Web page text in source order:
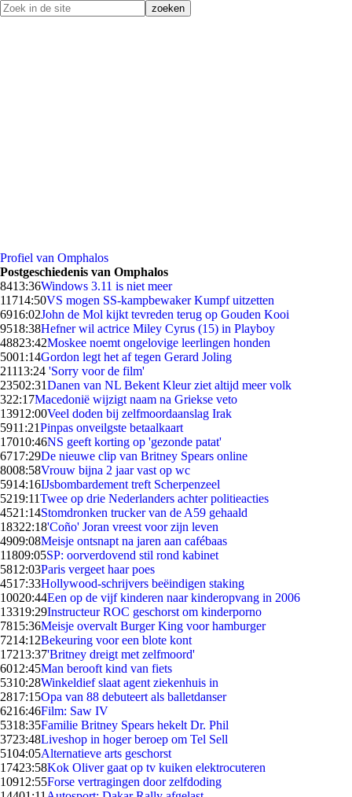
Profiel van Omphalos
Postgeschiedenis van Omphalos
8413:36Windows 3.11 is niet meer
11714:50VS mogen SS-kampbewaker Kumpf uitzetten
6916:02John de Mol kijkt tevreden terug op Gouden Kooi
9518:38Hefner wil actrice Miley Cyrus (15) in Playboy
48823:42Moskee noemt ongelovige leerlingen honden
5001:14Gordon legt het af tegen Gerard Joling
21113:24 'Sorry voor de film'
23502:31Danen van NL Bekent Kleur ziet altijd meer volk
322:17Macedonië wijzigt naam na Griekse veto
13912:00Veel doden bij zelfmoordaanslag Irak
5911:21Pinpas onveilgste betaalkaart
17010:46NS geeft korting op 'gezonde patat'
6717:29De nieuwe clip van Britney Spears online
8008:58Vrouw bijna 2 jaar vast op wc
5914:16IJsbombardement treft Scherpenzeel
5219:11Twee op drie Nederlanders achter politieacties
4521:14Stomdronken trucker van de A59 gehaald
18322:18'Coño' Joran vreest voor zijn leven
4909:08Meisje ontsnapt na jaren aan cafébaas
11809:05SP: oorverdovend stil rond kabinet
5812:03Paris vergeet haar poes
4517:33Hollywood-schrijvers beëindigen staking
10020:44Een op de vijf kinderen naar kinderopvang in 2006
13319:29Instructeur ROC geschorst om kinderporno
7815:36Meisje overvalt Burger King voor hamburger
7214:12Bekeuring voor een blote kont
17213:37'Britney dreigt met zelfmoord'
6012:45Man berooft kind van fiets
5310:28Winkeldief slaat agent ziekenhuis in
2817:15Opa van 88 debuteert als balletdanser
6216:46Film: Saw IV
5318:35Familie Britney Spears hekelt Dr. Phil
3723:48Liveshop in hoger beroep om Tel Sell
5104:05Alternatieve arts geschorst
17423:58Kok Oliver gaat op tv kuiken elektrocuteren
10912:55Forse vertragingen door zelfdoding